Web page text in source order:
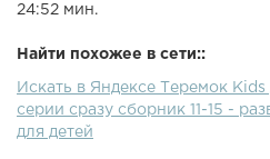
обычной семье панд живаю
дети-медвежата не могут без
что Дракоша Тоша и его
Тойройчик могут любой
24:52 мин.
Найти похожее в сети::
Искать в Яндексе Теремок
серии сразу сборник 11-15 -
для детей